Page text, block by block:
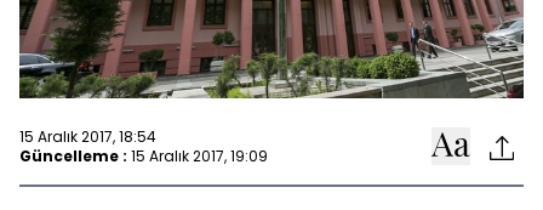
15 Aralık 2017, 18:54
Güncelleme : 15 Aralık 2017, 19:09